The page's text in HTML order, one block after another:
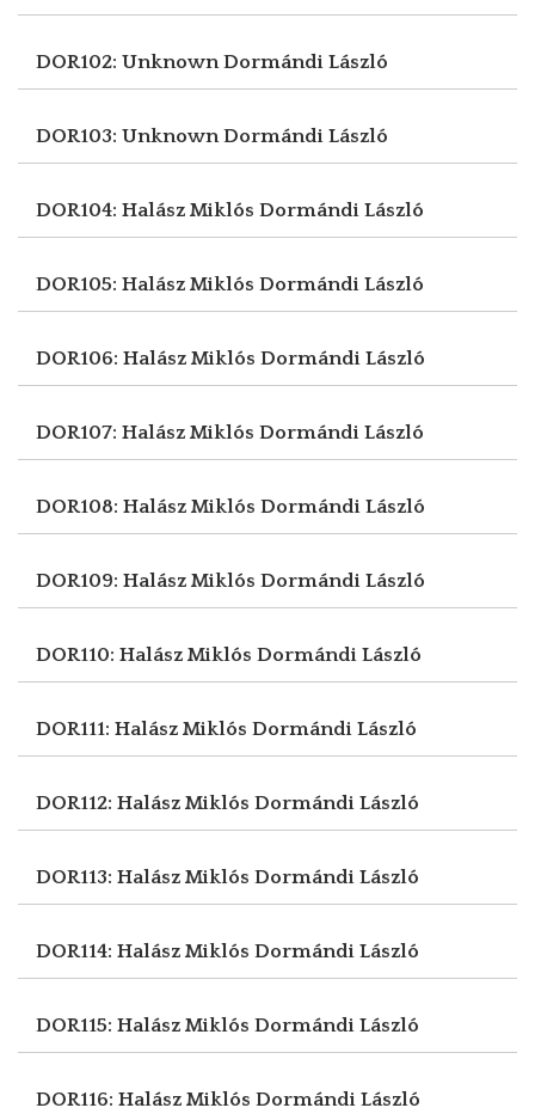
DOR102: UnknownDormándi László
DOR103: UnknownDormándi László
DOR104: Halász Miklós Dormándi László
DOR105: Halász Miklós Dormándi László
DOR106: Halász Miklós Dormándi László
DOR107: Halász Miklós Dormándi László
DOR108: Halász Miklós Dormándi László
DOR109: Halász Miklós Dormándi László
DOR110: Halász Miklós Dormándi László
DOR111: Halász Miklós Dormándi László
DOR112: Halász Miklós Dormándi László
DOR113: Halász Miklós Dormándi László
DOR114: Halász Miklós Dormándi László
DOR115: Halász Miklós Dormándi László
DOR116: Halász Miklós Dormándi László